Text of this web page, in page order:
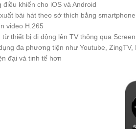
điều khiển cho iOS và Android
bài hát theo sở thích bằng smartphone
video H.265
từ thiết bị di động lên TV thông qua
đa phương tiện như Youtube, ZingTV,
đại và tinh tế hơn